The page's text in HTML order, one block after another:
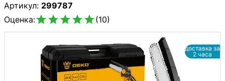
Артикул: 299787
Оценка:(10)
доставка за
2 часа